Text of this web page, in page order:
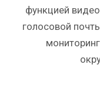
функцией
голосовой